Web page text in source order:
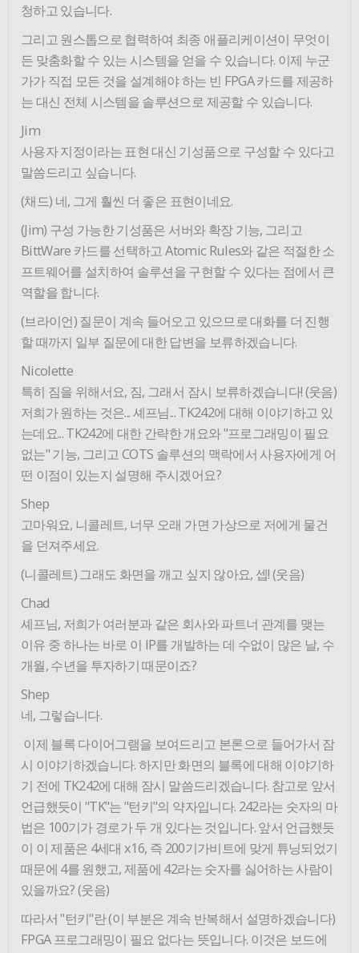
청하고 있습니다.
그리고 원스톱으로 협력하여 최종 애플리케이션이 무엇이
든 맞춤화할 수 있는 시스템을 얻을 수 있습니다. 이제 누군
가가 직접 모든 것을 설계해야 하는 빈 FPGA 카드를 제공하
는 대신 전체 시스템을 솔루션으로 제공할 수 있습니다.
Jim
사용자 지정이라는 표현 대신 기성품으로 구성할 수 있다고
말씀드리고 싶습니다.
(채드) 네, 그게 훨씬 더 좋은 표현이네요.
(Jim) 구성 가능한 기성품은 서버와 확장 기능, 그리고
BittWare 카드를 선택하고 Atomic Rules와 같은 적절한 소
프트웨어를 설치하여 솔루션을 구현할 수 있다는 점에서 큰
역할을 합니다.
(브라이언) 질문이 계속 들어오고 있으므로 대화를 더 진행
할 때까지 일부 질문에 대한 답변을 보류하겠습니다.
Nicolette
특히 짐을 위해서요, 짐, 그래서 잠시 보류하겠습니다! (웃음)
저희가 원하는 것은... 셰프님... TK242에 대해 이야기하고 있
는데요... TK242에 대한 간략한 개요와 "프로그래밍이 필요
없는" 기능, 그리고 COTS 솔루션의 맥락에서 사용자에게 어
떤 이점이 있는지 설명해 주시겠어요?
Shep
고마워요, 니콜레트, 너무 오래 가면 가상으로 저에게 물건
을 던져주세요.
(니콜레트) 그래도 화면을 깨고 싶지 않아요, 셉! (웃음)
Chad
셰프님, 저희가 여러분과 같은 회사와 파트너 관계를 맺는
이유 중 하나는 바로 이 IP를 개발하는 데 수없이 많은 날, 수
개월, 수년을 투자하기 때문이죠?
Shep
네, 그렇습니다.
이제 블록 다이어그램을 보여드리고 본론으로 들어가서 잠
시 이야기하겠습니다. 하지만 화면의 블록에 대해 이야기하
기 전에 TK242에 대해 잠시 말씀드리겠습니다. 참고로 앞서
언급했듯이 "TK"는 "턴키"의 약자입니다. 242라는 숫자의 마
법은 100기가 경로가 두 개 있다는 것입니다. 앞서 언급했듯
이 이 제품은 4세대 x16, 즉 200기가비트에 맞게 튜닝되었기
때문에 4를 원했고, 제품에 42라는 숫자를 싫어하는 사람이
있을까요? (웃음)
따라서 "턴키"란 (이 부분은 계속 반복해서 설명하겠습니다)
FPGA 프로그래밍이 필요 없다는 뜻입니다. 이것은 보드에